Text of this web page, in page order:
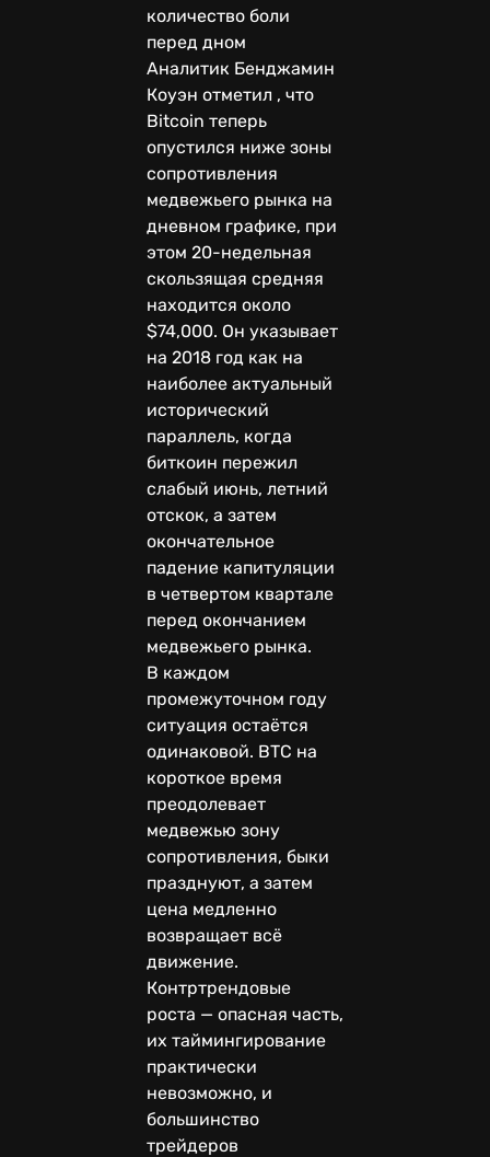
количество боли
перед дном
Аналитик Бенджамин
Коуэн отметил , что
Bitcoin теперь
опустился ниже зоны
сопротивления
медвежьего рынка на
дневном графике, при
этом 20-недельная
скользящая средняя
находится около
$74,000. Он указывает
на 2018 год как на
наиболее актуальный
исторический
параллель, когда
биткоин пережил
слабый июнь, летний
отскок, а затем
окончательное
падение капитуляции
в четвертом квартале
перед окончанием
медвежьего рынка.
В каждом
промежуточном году
ситуация остаётся
одинаковой. BTC на
короткое время
преодолевает
медвежью зону
сопротивления, быки
празднуют, а затем
цена медленно
возвращает всё
движение.
Контртрендовые
роста — опасная часть,
их таймингирование
практически
невозможно, и
большинство
трейдеров